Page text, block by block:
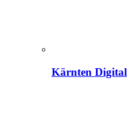
Kärnten Digital